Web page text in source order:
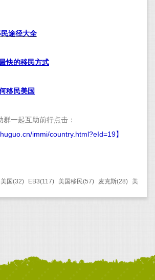
途径大全
快的移民方式
移民美国
一起互助前行点击：
immi/country.html?eId=19】
国(32) EB3(117) 美国移民(57) 麦克斯(28) 美